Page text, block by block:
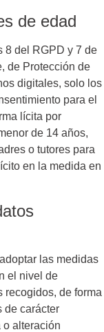
de edad
8 del RGPD y 7 de
de Protección de
digitales, solo los
para el
lícita por
de 14 años,
o tutores para
en la medida en
las medidas
el nivel de
recogidos, de forma
de carácter
o alteración